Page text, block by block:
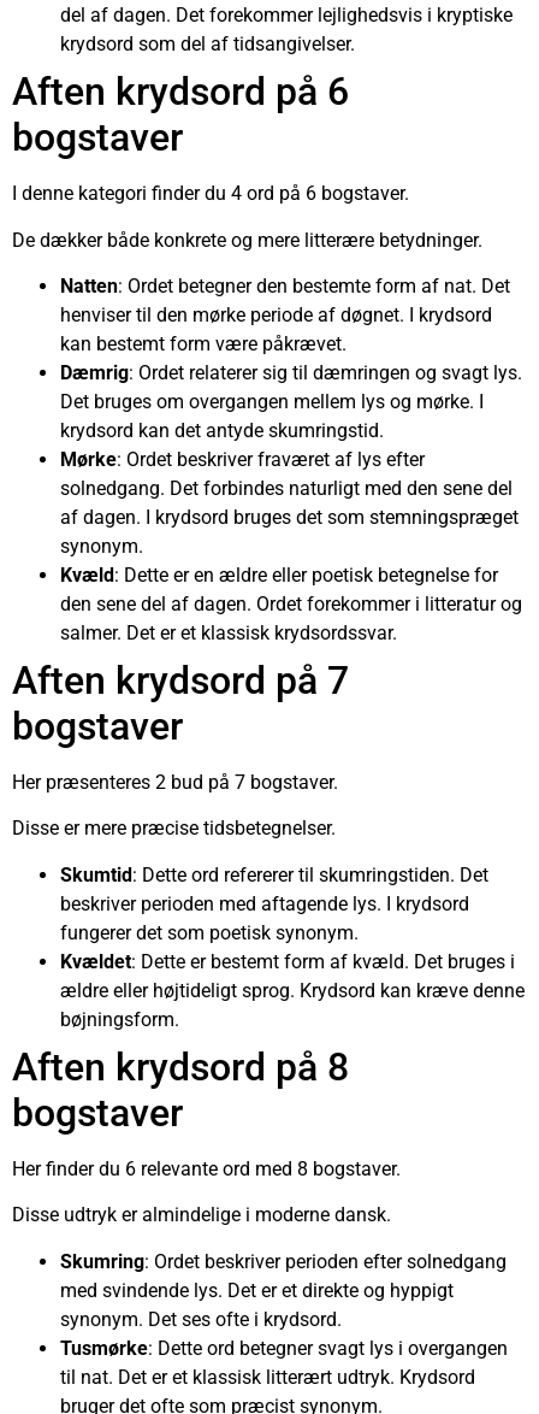
del af dagen. Det forekommer lejlighedsvis i kryptiske
krydsord som del af tidsangivelser.
Aften krydsord på 6
bogstaver
I denne kategori finder du 4 ord på 6 bogstaver.
De dækker både konkrete og mere litterære betydninger.
Natten: Ordet betegner den bestemte form af nat. Det
henviser til den mørke periode af døgnet. I krydsord
kan bestemt form være påkrævet.
Dæmrig: Ordet relaterer sig til dæmringen og svagt lys.
Det bruges om overgangen mellem lys og mørke. I
krydsord kan det antyde skumringstid.
Mørke: Ordet beskriver fraværet af lys efter
solnedgang. Det forbindes naturligt med den sene del
af dagen. I krydsord bruges det som stemningspræget
synonym.
Kvæld: Dette er en ældre eller poetisk betegnelse for
den sene del af dagen. Ordet forekommer i litteratur og
salmer. Det er et klassisk krydsordssvar.
Aften krydsord på 7
bogstaver
Her præsenteres 2 bud på 7 bogstaver.
Disse er mere præcise tidsbetegnelser.
Skumtid: Dette ord refererer til skumringstiden. Det
beskriver perioden med aftagende lys. I krydsord
fungerer det som poetisk synonym.
Kvældet: Dette er bestemt form af kvæld. Det bruges i
ældre eller højtideligt sprog. Krydsord kan kræve denne
bøjningsform.
Aften krydsord på 8
bogstaver
Her finder du 6 relevante ord med 8 bogstaver.
Disse udtryk er almindelige i moderne dansk.
Skumring: Ordet beskriver perioden efter solnedgang
med svindende lys. Det er et direkte og hyppigt
synonym. Det ses ofte i krydsord.
Tusmørke: Dette ord betegner svagt lys i overgangen
til nat. Det er et klassisk litterært udtryk. Krydsord
bruger det ofte som præcist synonym.